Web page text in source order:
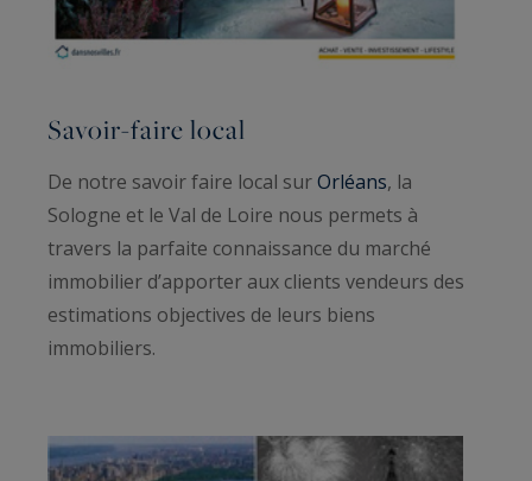
Savoir-faire local
De notre savoir faire local surOrléans, la
Sologne et le Val de Loire nous permets à
travers la parfaite connaissance du marché
immobilier d’apporter aux clients vendeurs des
estimations objectives de leurs biens
immobiliers.